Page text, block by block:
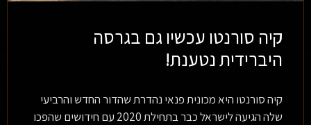
קיה סורנטו עכשיו גם בגרסה
היברידית נטענת!
קיה סורנטו היא מכונית פנאי נהדרת שהדור החדש והרביעי
שלה הגיעה לישראל כבר בתחילת 2020 עם חידושים שהפכו